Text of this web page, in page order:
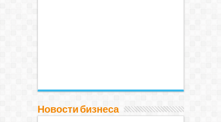
Новости бизнеса